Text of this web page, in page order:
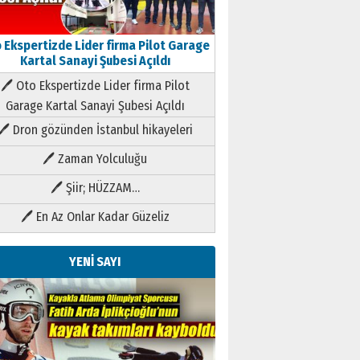
Ekspertizde Lider firma Pilot Garage
Kartal Sanayi Şubesi Açıldı
🖊 Oto Ekspertizde Lider firma Pilot
Garage Kartal Sanayi Şubesi Açıldı
Dron gözünden İstanbul hikayeleri
🖊 Zaman Yolculuğu
🖊 Şiir; HÜZZAM…
🖊 En Az Onlar Kadar Güzeliz
YENİ SAYI